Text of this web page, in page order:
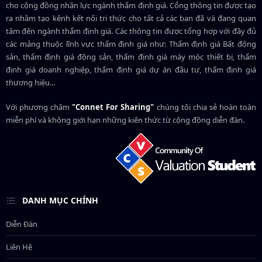
cho cộng đồng nhân lực ngànhthẩm định giá. Cổng thông tin được tạo
ra nhằm tạo kênh kết nối tri thức cho tất cả các bạn đã và đang quan
tâm đến ngành thẩm định giá. Các thông tin được tổng hợp với đầy đủ
các mảng thuộc lĩnh vực thẩm định giá như: Thẩm định giá Bất động
sản, thẩm định giá động sản, thẩm định giá máy móc thiết bị, thẩm
định giá doanh nghiệp, thẩm định giá dự án đầu tư, thẩm định giá
thương hiệu...
Với phương châm"Connet For Sharing" chúng tôi chia sẻ hoàn toàn
miễn phí và không giới hạn những kiến thức từ cộng đồng diễn đàn.
DANH MỤC CHÍNH
Diễn Đàn
Liên Hệ